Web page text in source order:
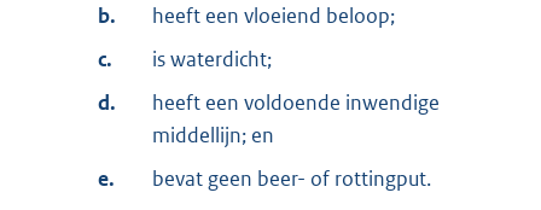
b.
heeft een vloeiend beloop;
c.
is waterdicht;
d.
heeft een voldoende inwendige
middellijn; en
e.
bevat geen beer- of rottingput.